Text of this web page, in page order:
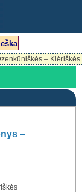
– Klėriškės
–